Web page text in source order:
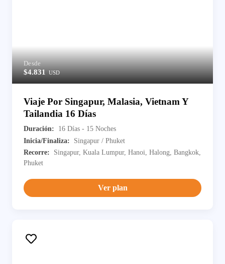
Desde
$4.831USD
Viaje Por Singapur, Malasia, Vietnam Y
Tailandia 16 Días
Duración:
16 Días - 15 Noches
Inicia/Finaliza:
Singapur / Phuket
Recorre:
Singapur, Kuala Lumpur, Hanoi, Halong, Bangkok,
Phuket
Ver plan